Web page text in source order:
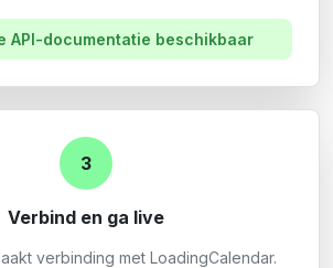
API-documentatie beschikbaar
3
Verbind en ga live
verbinding met LoadingCalendar.